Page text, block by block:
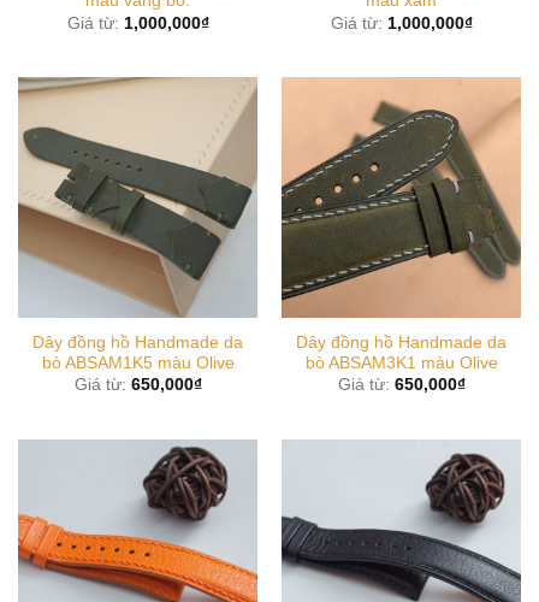
Giá từ: 1,000,000₫
Giá từ: 1,000,000₫
Dây đồng hồ Handmade da
bò ABSAM1K5 màu Olive
Giá từ: 650,000₫
Dây đồng hồ Handmade da
bò ABSAM3K1 màu Olive
Giá từ: 650,000₫